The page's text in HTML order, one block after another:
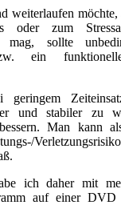
weiterlaufen möchte,
oder zum
mag, sollte
ein
und stabiler zu
Man kann
ich daher mit
auf einer DVD